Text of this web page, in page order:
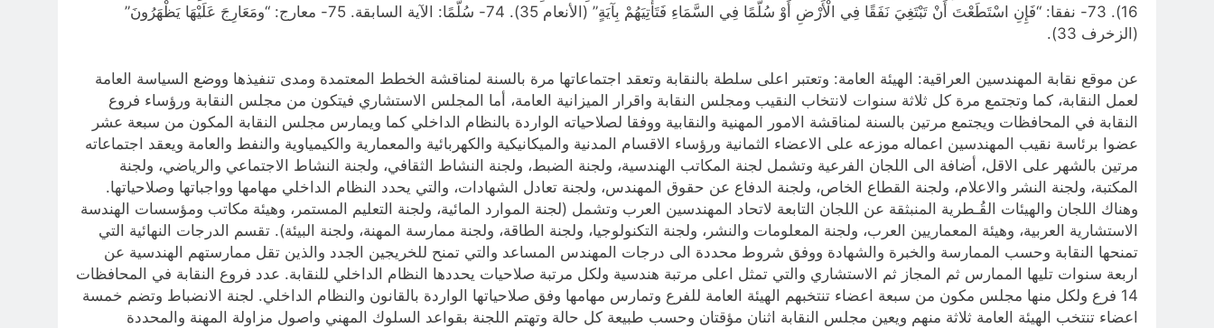
16). 73- نفقا: “فَإِنِ اسْتَطَعْتَ أَنْ تَبْتَغِيَ نَفَقًا فِي الْأَرْضِ أَوْ سُلَّمًا فِي السَّمَاءِ فَتَأْتِيَهُمْ بِآيَةٍ” (الأنعام 35). 74- سُلَّمًا: الآية السابقة. 75- معارج: “ومَعَارِجَ عَلَيْهَا يَظْهَرُونَ”
(الزخرف 33).
عن موقع نقابة المهندسين العراقية: الهيئة العامة: وتعتبر اعلى سلطة بالنقابة وتعقد اجتماعاتها مرة بالسنة لمناقشة الخطط المعتمدة ومدى تنفيذها ووضع السياسة العامة
لعمل النقابة، كما وتجتمع مرة كل ثلاثة سنوات لانتخاب النقيب ومجلس النقابة واقرار الميزانية العامة، أما المجلس الاستشاري فيتكون من مجلس النقابة ورؤساء فروع
النقابة في المحافظات ويجتمع مرتين بالسنة لمناقشة الامور المهنية والنقابية ووفقا لصلاحياته الواردة بالنظام الداخلي كما ويمارس مجلس النقابة المكون من سبعة عشر
عضوا برئاسة نقيب المهندسين اعماله موزعه على الاعضاء الثمانية ورؤساء الاقسام المدنية والميكانيكية والكهربائية والمعمارية والكيمياوية والنفط والعامة ويعقد اجتماعاته
مرتين بالشهر على الاقل، أضافة الى اللجان الفرعية وتشمل لجنة المكاتب الهندسية، ولجنة الضبط، ولجنة النشاط الثقافي، ولجنة النشاط الاجتماعي والرياضي، ولجنة
المكتبة، ولجنة النشر والاعلام، ولجنة القطاع الخاص، ولجنة الدفاع عن حقوق المهندس، ولجنة تعادل الشهادات، والتي يحدد النظام الداخلي مهامها وواجباتها وصلاحياتها.
وهناك اللجان والهيئات القُـطرية المنبثقة عن اللجان التابعة لاتحاد المهندسين العرب وتشمل (لجنة الموارد المائية، ولجنة التعليم المستمر، وهيئة مكاتب ومؤسسات الهندسة
الاستشارية العربية، وهيئة المعماريين العرب، ولجنة المعلومات والنشر، ولجنة التكنولوجيا، ولجنة الطاقة، ولجنة ممارسة المهنة، ولجنة البيئة). تقسم الدرجات النهائية التي
تمنحها النقابة وحسب الممارسة والخبرة والشهادة ووفق شروط محددة الى درجات المهندس المساعد والتي تمنح للخريجين الجدد والذين تقل ممارستهم الهندسية عن
اربعة سنوات تليها الممارس ثم المجاز ثم الاستشاري والتي تمثل اعلى مرتبة هندسية ولكل مرتبة صلاحيات يحددها النظام الداخلي للنقابة. عدد فروع النقابة في المحافظات
14 فرع ولكل منها مجلس مكون من سبعة اعضاء تنتخبهم الهيئة العامة للفرع وتمارس مهامها وفق صلاحياتها الواردة بالقانون والنظام الداخلي. لجنة الانضباط وتضم خمسة
اعضاء تنتخب الهيئة العامة ثلاثة منهم ويعين مجلس النقابة اثنان مؤقتان وحسب طبيعة كل حالة وتهتم اللجنة بقواعد السلوك المهني واصول مزاولة المهنة والمحددة